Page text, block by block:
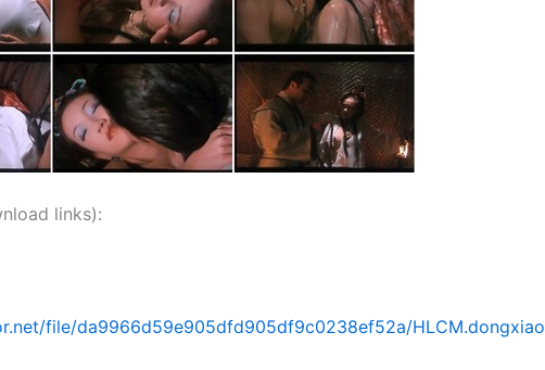
links):
file/da9966d59e905dfd905df9c0238ef52a/HLCM.dongxiao